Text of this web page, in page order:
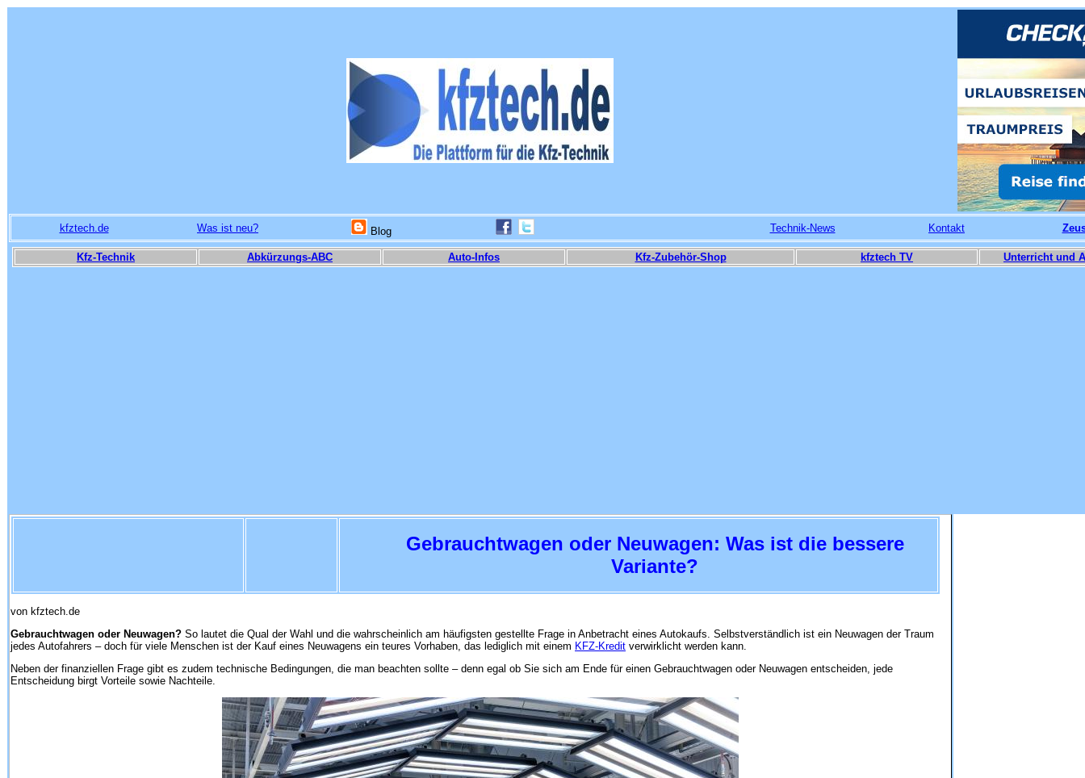
kfztech.de Was ist neu? Blog Technik-News Kontakt
Kfz-Technik Abkürzungs-ABC Auto-Infos Kfz-Zubehör-Shop kfztech TV Unterricht und
Gebrauchtwagen oder Neuwagen: Was ist die bessere
Variante?
von kfztech.de
Gebrauchtwagen oder Neuwagen? So lautet die Qual der Wahl und die wahrscheinlich am häufigsten gestellte Frage in Anbetracht eines Autokaufs. Selbstverständlich ist ein Neuwagen der Traum
jedes Autofahrers – doch für viele Menschen ist der Kauf eines Neuwagens ein teures Vorhaben, das lediglich mit einem KFZ-Kredit verwirklicht werden kann.
Neben der finanziellen Frage gibt es zudem technische Bedingungen, die man beachten sollte – denn egal ob Sie sich am Ende für einen Gebrauchtwagen oder Neuwagen entscheiden, jede
Entscheidung birgt Vorteile sowie Nachteile.